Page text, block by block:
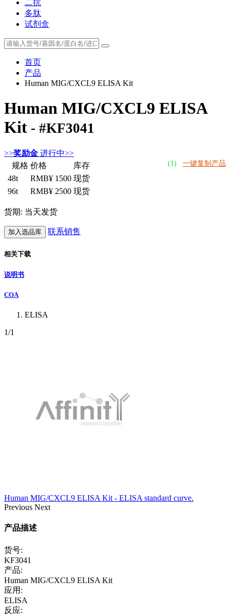
二抗
多肽
试剂盒
首页
产品
Human MIG/CXCL9 ELISA Kit
Human MIG/CXCL9 ELISA
Kit - #KF3041
>>奖励金 进行中>>
(1) 一键复制产品
规格 价格
库存
48t
RMB¥ 1500 现货
96t
RMB¥ 2500 现货
货期: 当天发货
加入选品库 联系销售
相关下载
说明书
COA
ELISA
1/1
Human MIG/CXCL9 ELISA Kit - ELISA standard curve.
Previous Next
产品描述
货号:
KF3041
产品:
Human MIG/CXCL9 ELISA Kit
应用:
ELISA
反应: